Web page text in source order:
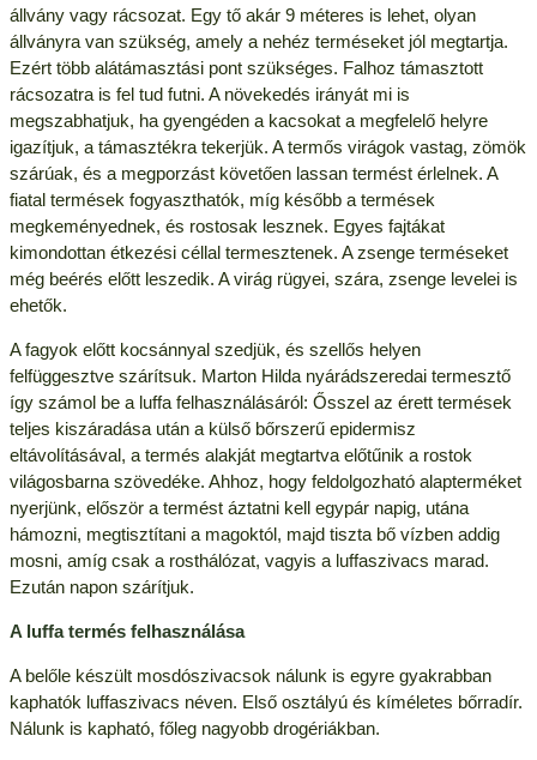
állvány vagy rácsozat. Egy tő akár 9 méteres is lehet, olyan
állványra van szükség, amely a nehéz terméseket jól megtartja.
Ezért több alátámasztási pont szükséges. Falhoz támasztott
rácsozatra is fel tud futni. A növekedés irányát mi is
megszabhatjuk, ha gyengéden a kacsokat a megfelelő helyre
igazítjuk, a támasztékra tekerjük. A termős virágok vastag, zömök
szárúak, és a megporzást követően lassan termést érlelnek. A
fiatal termések fogyaszthatók, míg később a termések
megkeményednek, és rostosak lesznek. Egyes fajtákat
kimondottan étkezési céllal termesztenek. A zsenge terméseket
még beérés előtt leszedik. A virág rügyei, szára, zsenge levelei is
ehetők.
A fagyok előtt kocsánnyal szedjük, és szellős helyen
felfüggesztve szárítsuk. Marton Hilda nyárádszeredai termesztő
így számol be a luffa felhasználásáról: Ősszel az érett termések
teljes kiszáradása után a külső bőrszerű epidermisz
eltávolításával, a termés alakját megtartva előtűnik a rostok
világosbarna szövedéke. Ahhoz, hogy feldolgozható alapterméket
nyerjünk, először a termést áztatni kell egypár napig, utána
hámozni, megtisztítani a magoktól, majd tiszta bő vízben addig
mosni, amíg csak a rosthálózat, vagyis a luffaszivacs marad.
Ezután napon szárítjuk.
A luffa termés felhasználása
A belőle készült mosdószivacsok nálunk is egyre gyakrabban
kaphatók luffaszivacs néven. Első osztályú és kíméletes bőrradír.
Nálunk is kapható, főleg nagyobb drogériákban.